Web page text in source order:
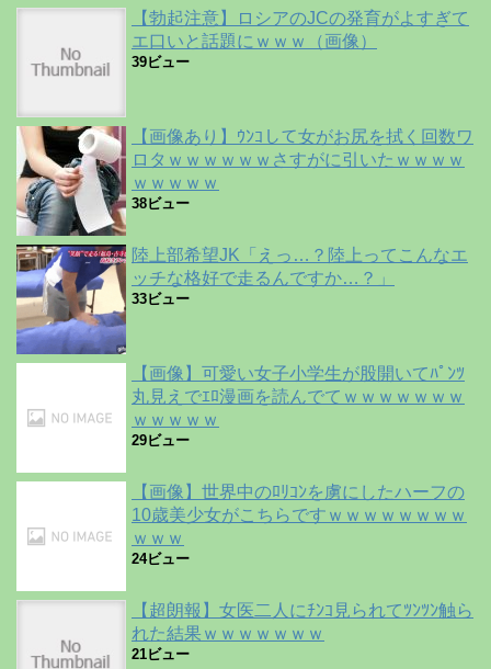
【勃起注意】ロシアのJCの発育がよすぎて
エ口いと話題にｗｗｗ（画像）
39ビュー
【画像あり】ｳﾝｺして女がお尻を拭く回数ワ
ロタｗｗｗｗｗｗさすがに引いたｗｗｗｗ
ｗｗｗｗｗ
38ビュー
陸上部希望JK「えっ…？陸上ってこんなエ
ッチな格好で走るんですか…？」
33ビュー
【画像】可愛い女子小学生が股開いてﾊﾟﾝﾂ
丸見えでｴﾛ漫画を読んでてｗｗｗｗｗｗｗ
ｗｗｗｗｗ
29ビュー
【画像】世界中のﾛﾘｺﾝを虜にしたハーフの
10歳美少女がこちらですｗｗｗｗｗｗｗｗ
ｗｗｗ
24ビュー
【超朗報】女医二人にﾁﾝｺ見られてﾂﾝﾂﾝ触ら
れた結果ｗｗｗｗｗｗｗ
21ビュー